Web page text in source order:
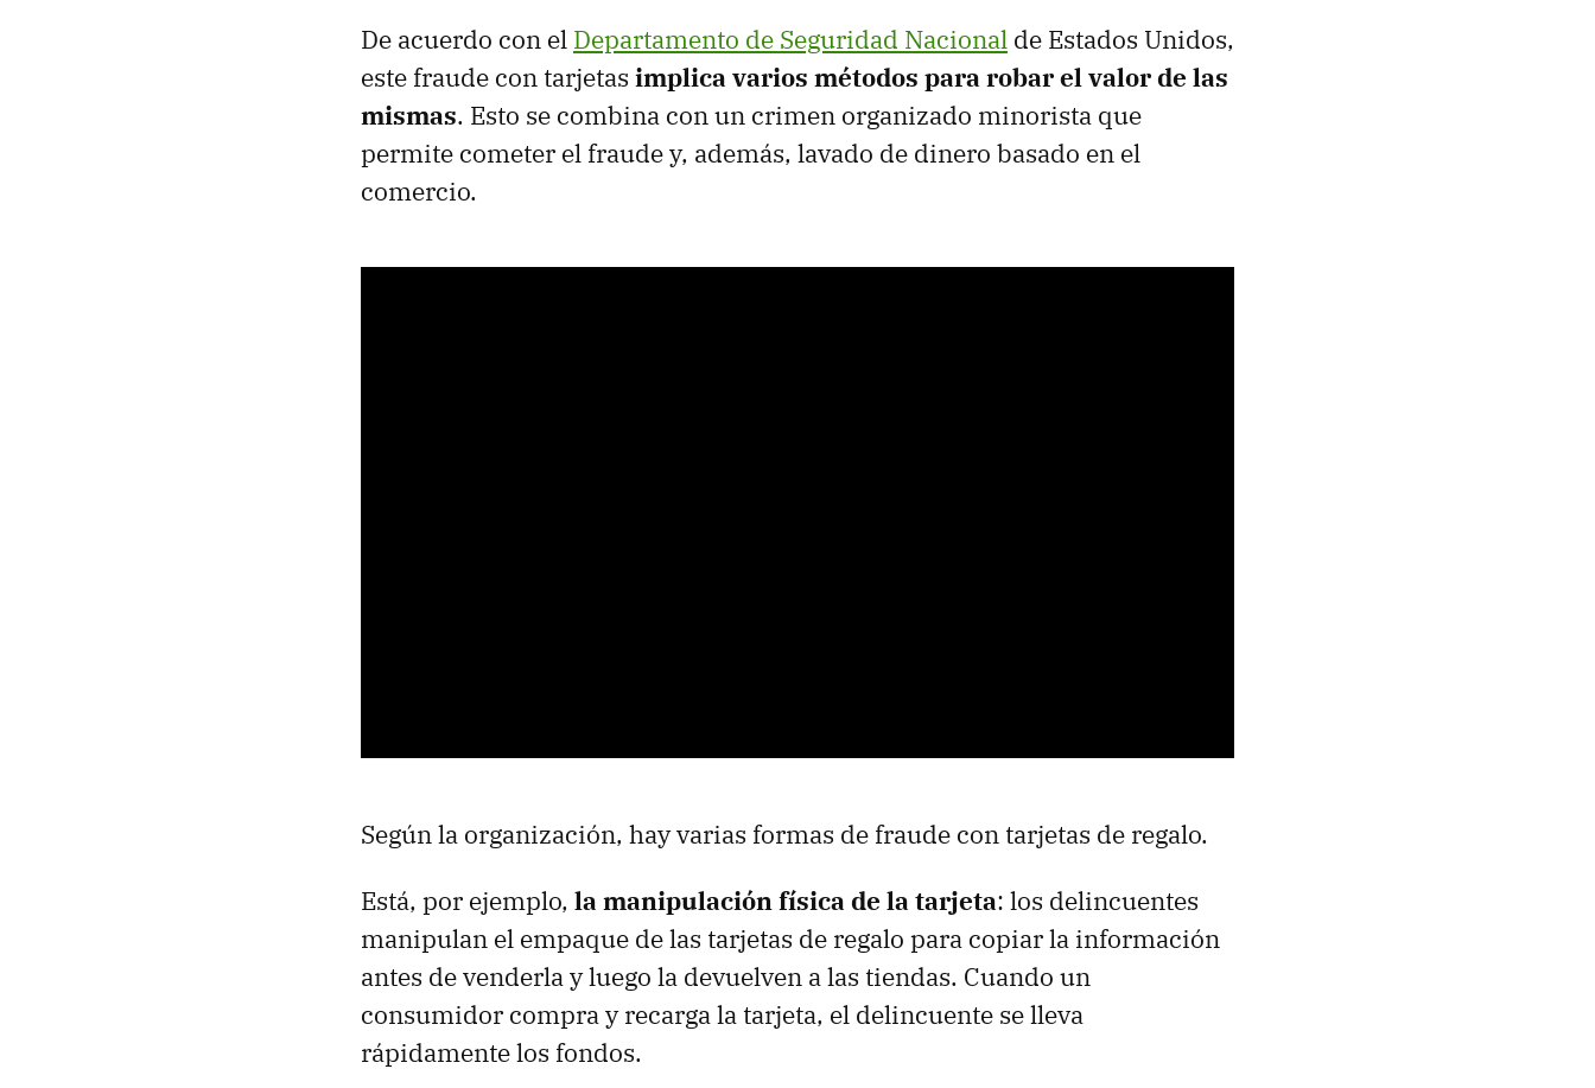
De acuerdo con el Departamento de Seguridad Nacional de Estados Unidos,
este fraude con tarjetas implica varios métodos para robar el valor de las
mismas. Esto se combina con un crimen organizado minorista que
permite cometer el fraude y, además, lavado de dinero basado en el
comercio.
Según la organización, hay varias formas de fraude con tarjetas de regalo.
Está, por ejemplo, la manipulación física de la tarjeta: los delincuentes
manipulan el empaque de las tarjetas de regalo para copiar la información
antes de venderla y luego la devuelven a las tiendas. Cuando un
consumidor compra y recarga la tarjeta, el delincuente se lleva
rápidamente los fondos.